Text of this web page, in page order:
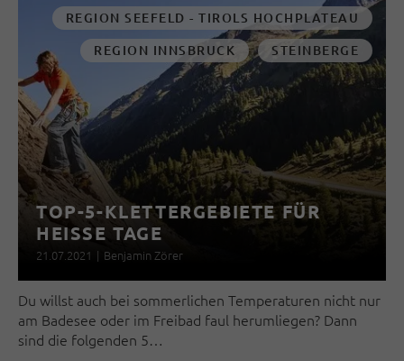
REGION SEEFELD - TIROLS HOCHPLATEAU
REGION INNSBRUCK
STEINBERGE
TOP-5-KLETTERGEBIETE FÜR
HEISSE TAGE
21.07.2021 | Benjamin Zörer
Du willst auch bei sommerlichen Temperaturen nicht nur
am Badesee oder im Freibad faul herumliegen? Dann
sind die folgenden 5…